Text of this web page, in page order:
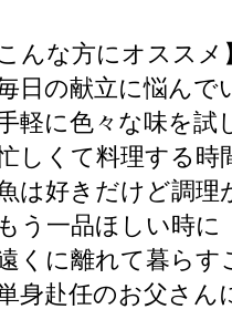
こんな方にオススメ
日の献立に悩んで
手軽に色々な味を試
忙しくて料理する時
魚は好きだけど調理
う一品ほしい時に
遠くに離れて暮らす
身赴任のお父さん